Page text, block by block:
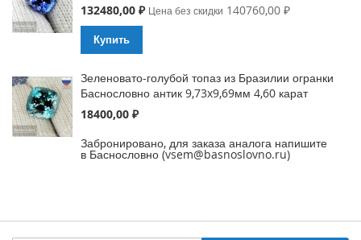
Special
132480,00 ₽ Цена без скидки 140760,00 ₽
Купить
Зеленовато-голубой топаз из Бразилии огранки
Баснословно антик 9,73x9,69мм 4,60 карат
18400,00 ₽
Забронировано, для заказа аналога напишите
в Баснословно (vsem@basnoslovno.ru)